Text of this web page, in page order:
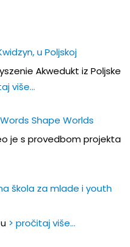
u Poljskoj
Akwedukt iz Poljske
više…
Shape Worlds
je s provedbom projekta
škola za mlade i youth
> pročitaj više…